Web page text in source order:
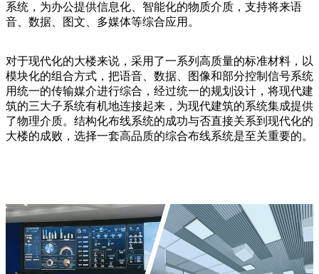
系统，为办公提供信息化、智能化的物质介质，支持将来语
音、数据、图文、多媒体等综合应用。
对于现代化的大楼来说，采用了一系列高质量的标准材料，以
模块化的组合方式，把语音、数据、图像和部分控制信号系统
用统一的传输媒介进行综合，经过统一的规划设计，将现代建
筑的三大子系统有机地连接起来，为现代建筑的系统集成提供
了物理介质。结构化布线系统的成功与否直接关系到现代化的
大楼的成败，选择一套高品质的综合布线系统是至关重要的。